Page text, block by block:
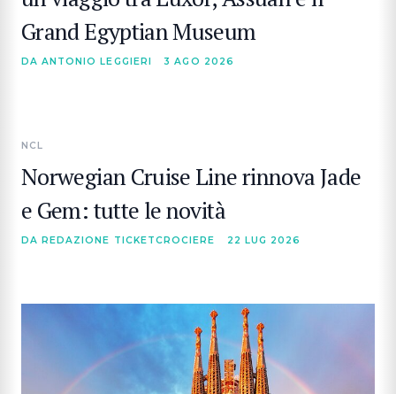
Grand Egyptian Museum
DA ANTONIO LEGGIERI 3 AGO 2026
NCL
Norwegian Cruise Line rinnova Jade
e Gem: tutte le novità
DA REDAZIONE TICKETCROCIERE 22 LUG 2026